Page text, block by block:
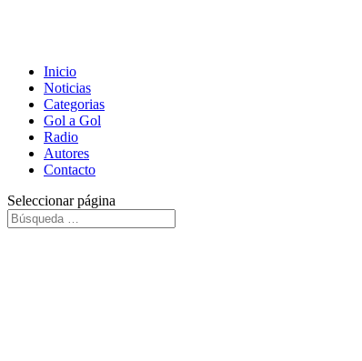
Inicio
Noticias
Categorias
Gol a Gol
Radio
Autores
Contacto
Seleccionar página